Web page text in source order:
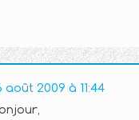
août 2009 à 11:44